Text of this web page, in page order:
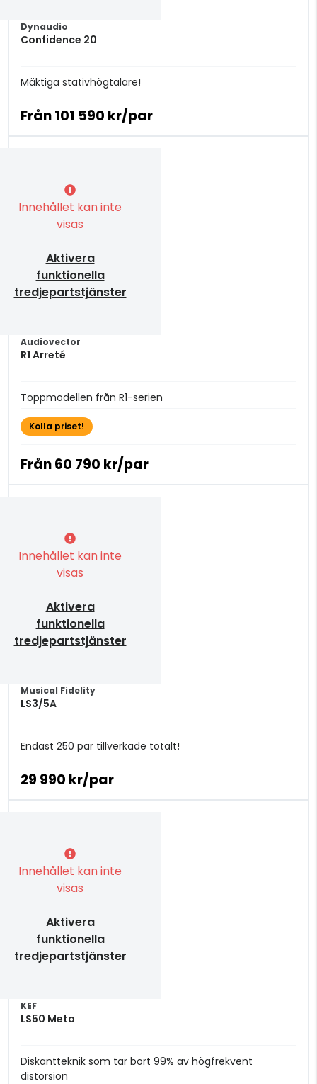
Dynaudio
Confidence 20
Mäktiga stativhögtalare!
Från101 590 kr/par
Innehållet kan inte
visas
Aktivera
funktionella
tredjepartstjänster
Audiovector
R1 Arreté
Toppmodellen från R1-serien
Kolla priset!
Från60 790 kr/par
Innehållet kan inte
visas
Aktivera
funktionella
tredjepartstjänster
Musical Fidelity
LS3/5A
Endast 250 par tillverkade totalt!
29 990 kr/par
Innehållet kan inte
visas
Aktivera
funktionella
tredjepartstjänster
KEF
LS50 Meta
Diskantteknik som tar bort 99% av högfrekvent
distorsion